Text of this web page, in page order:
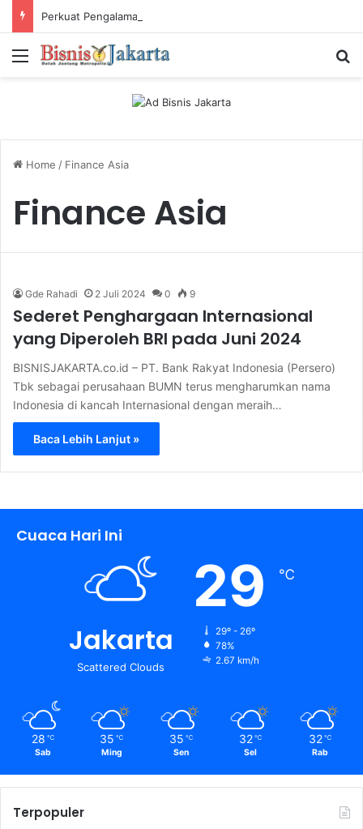
Menu
Home / Finance Asia
Finance Asia
Gde Rahadi 2 Juli 2024 0 9
Sederet Penghargaan Internasional
yang Diperoleh BRI pada Juni 2024
BISNISJAKARTA.co.id – PT. Bank Rakyat Indonesia (Persero)
Tbk sebagai perusahaan BUMN terus mengharumkan nama
Indonesia di kancah Internasional dengan meraih…
Baca Lebih Lanjut »
Cuaca Hari Ini
Jakarta
Scattered Clouds
29 ℃
29º - 26º
78%
2.67 km/h
28 ℃
Sab
35 ℃
Ming
35 ℃
Sen
32 ℃
Sel
32 ℃
Rab
Terpopuler